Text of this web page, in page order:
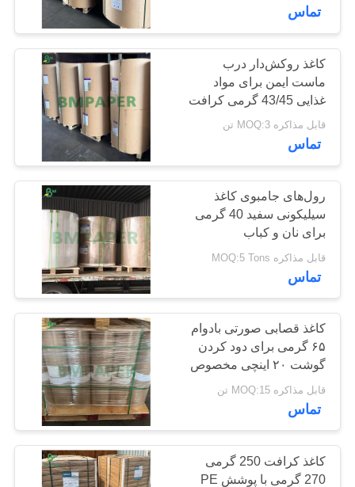
کیفیت
تماس
بگیرید
اخبار
موارد
نقشه
سایت
PRIVACY
POLICY
کرافت لیندر هیئت
مدیره
315
مقاله پوشش داده
شده PE
409
کاغذ چاپ افست
696
تماس
کاغذ روکش‌دار درب
ماست ایمن برای مواد
غذایی 43/45 گرمی کرافت
سفید ضد ترک
قابل مذاکره MOQ:3 تن
تماس
رول‌های جامبوی کاغذ
سیلیکونی سفید 40 گرمی
برای نان و کباب
قابل مذاکره MOQ:5 Tons
تماس
کاغذ قصابی صورتی بادوام
۶۵ گرمی برای دود کردن
گوشت ۲۰ اینچی مخصوص
باربیکیو
قابل مذاکره MOQ:15 تن
تماس
کاغذ کرافت 250 گرمی
270 گرمی با پوشش PE